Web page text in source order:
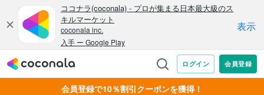
会員登録で10％割引クーポンを獲得！